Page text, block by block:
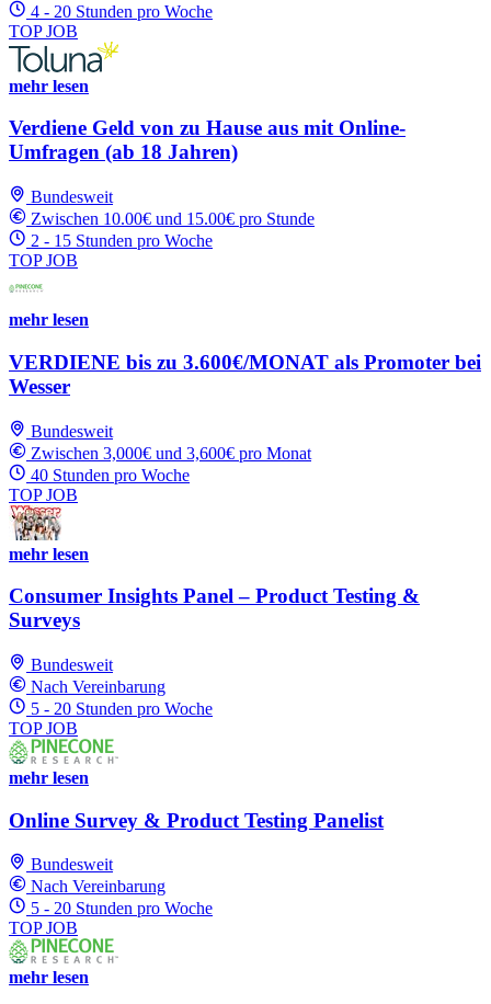
4 - 20 Stunden pro Woche
TOP JOB
mehr lesen
Verdiene Geld von zu Hause aus mit Online-
Umfragen (ab 18 Jahren)
Bundesweit
Zwischen 10.00€ und 15.00€ pro Stunde
2 - 15 Stunden pro Woche
TOP JOB
mehr lesen
VERDIENE bis zu 3.600€/MONAT als Promoter bei
Wesser
Bundesweit
Zwischen 3,000€ und 3,600€ pro Monat
40 Stunden pro Woche
TOP JOB
mehr lesen
Consumer Insights Panel – Product Testing &
Surveys
Bundesweit
Nach Vereinbarung
5 - 20 Stunden pro Woche
TOP JOB
mehr lesen
Online Survey & Product Testing Panelist
Bundesweit
Nach Vereinbarung
5 - 20 Stunden pro Woche
TOP JOB
mehr lesen